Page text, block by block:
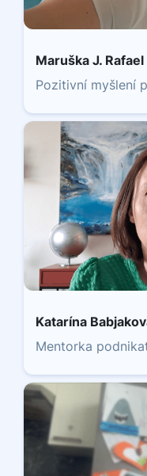
Maruška J. Rafael
Pozitivní myšlení
Katarína
Mentorka